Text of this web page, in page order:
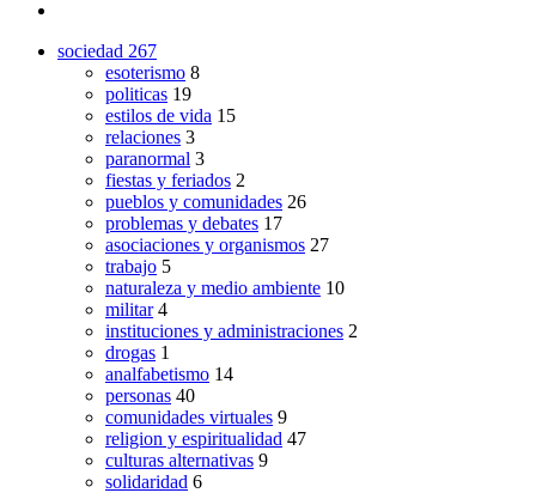
sociedad 267
esoterismo 8
politicas 19
estilos de vida 15
relaciones 3
paranormal 3
fiestas y feriados 2
pueblos y comunidades 26
problemas y debates 17
asociaciones y organismos 27
trabajo 5
naturaleza y medio ambiente 10
militar 4
instituciones y administraciones 2
drogas 1
analfabetismo 14
personas 40
comunidades virtuales 9
religion y espiritualidad 47
culturas alternativas 9
solidaridad 6